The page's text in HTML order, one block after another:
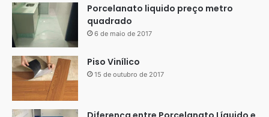
Porcelanato liquido preço metro
quadrado
6 de maio de 2017
Piso Vinílico
15 de outubro de 2017